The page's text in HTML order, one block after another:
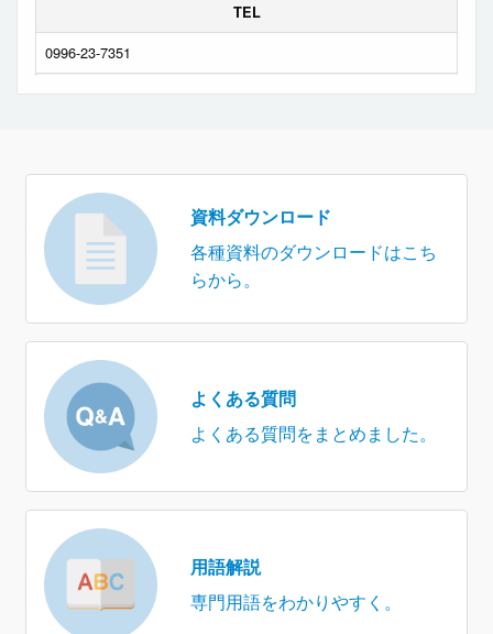
TEL
0996-23-7351
資料ダウンロード
各種資料のダウンロードはこち
らから。
よくある質問
よくある質問をまとめました。
用語解説
専門用語をわかりやすく。